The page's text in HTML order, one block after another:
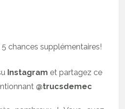
5 chances supplémentaires!
Instagram et partagez ce
@trucsdemec